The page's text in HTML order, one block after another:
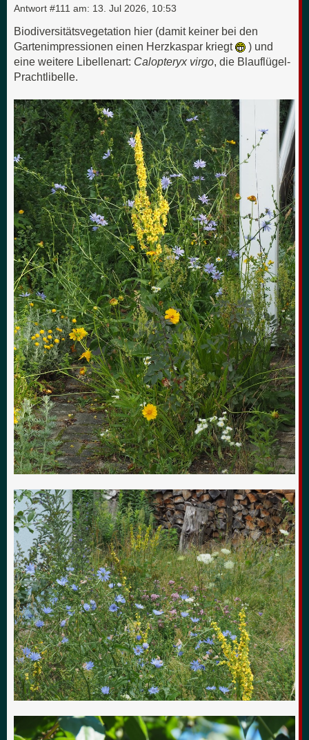
Antwort #111 am: 13. Jul 2026, 10:53
Biodiversitätsvegetation hier (damit keiner bei den
Gartenimpressionen einen Herzkaspar kriegt
) und
eine weitere Libellenart: Calopteryx virgo , die Blauflügel-
Prachtlibelle.